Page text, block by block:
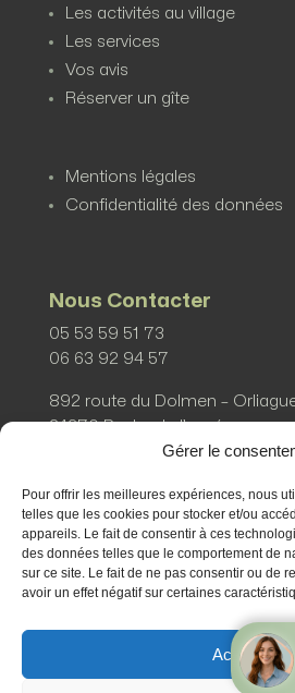
Gérer le
Pour offrir les meilleures expériences, nous
telles que les cookies pour stocker et/ou
appareils. Le fait de consentir à ces
des données telles que le comportement de
sur ce site. Le fait de ne pas consentir ou de
avoir un effet négatif sur certaines
Accepter
Les activités au village
Les services
Vos avis
Réserver un gîte
Mentions légales
Confidentialité des données
Nous Contacter
05 53 59 51 73
‭06 63 92 94 57
892 route du Dolmen –
24370 Pechs de l’espérance